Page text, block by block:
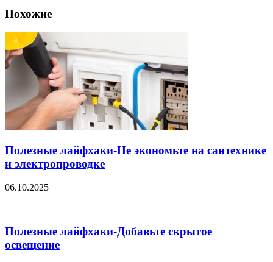
Похожие
Полезные лайфхаки-Не экономьте на сантехнике
и электропроводке
06.10.2025
Полезные лайфхаки-Добавьте скрытое
освещение